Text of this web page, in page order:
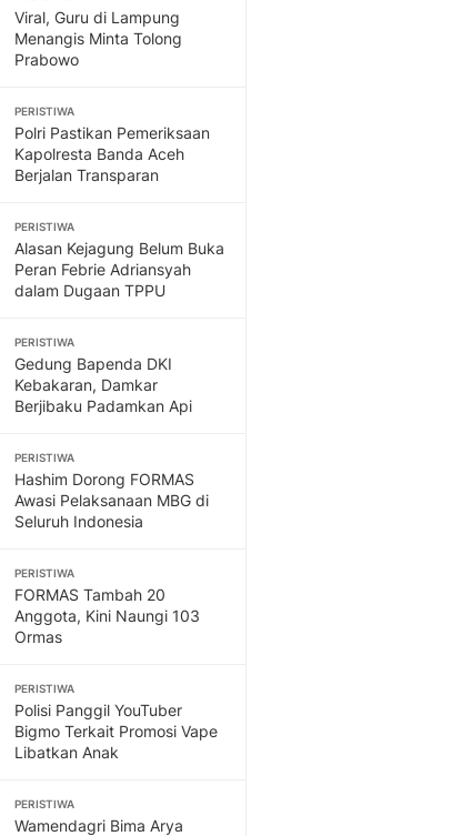
Viral, Guru di Lampung
Menangis Minta Tolong
Prabowo
PERISTIWA
Polri Pastikan Pemeriksaan
Kapolresta Banda Aceh
Berjalan Transparan
PERISTIWA
Alasan Kejagung Belum Buka
Peran Febrie Adriansyah
dalam Dugaan TPPU
PERISTIWA
Gedung Bapenda DKI
Kebakaran, Damkar
Berjibaku Padamkan Api
PERISTIWA
Hashim Dorong FORMAS
Awasi Pelaksanaan MBG di
Seluruh Indonesia
PERISTIWA
FORMAS Tambah 20
Anggota, Kini Naungi 103
Ormas
PERISTIWA
Polisi Panggil YouTuber
Bigmo Terkait Promosi Vape
Libatkan Anak
PERISTIWA
Wamendagri Bima Arya